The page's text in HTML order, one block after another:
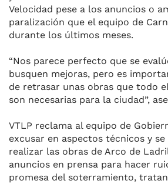
Velocidad pese a los anuncios o
paralización que el equipo de
durante los últimos meses.
“Nos parece perfecto que se
busquen mejoras, pero es
de retrasar unas obras que todo
son necesarias para la ciudad”,
VTLP reclama al equipo de
excusar en aspectos técnicos y
realizar las obras de Arco de
anuncios en prensa para hacer
promesa del soterramiento,